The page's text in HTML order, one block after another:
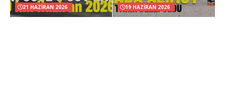
21 HAZIRAN 2026 19 HAZIRAN 2026